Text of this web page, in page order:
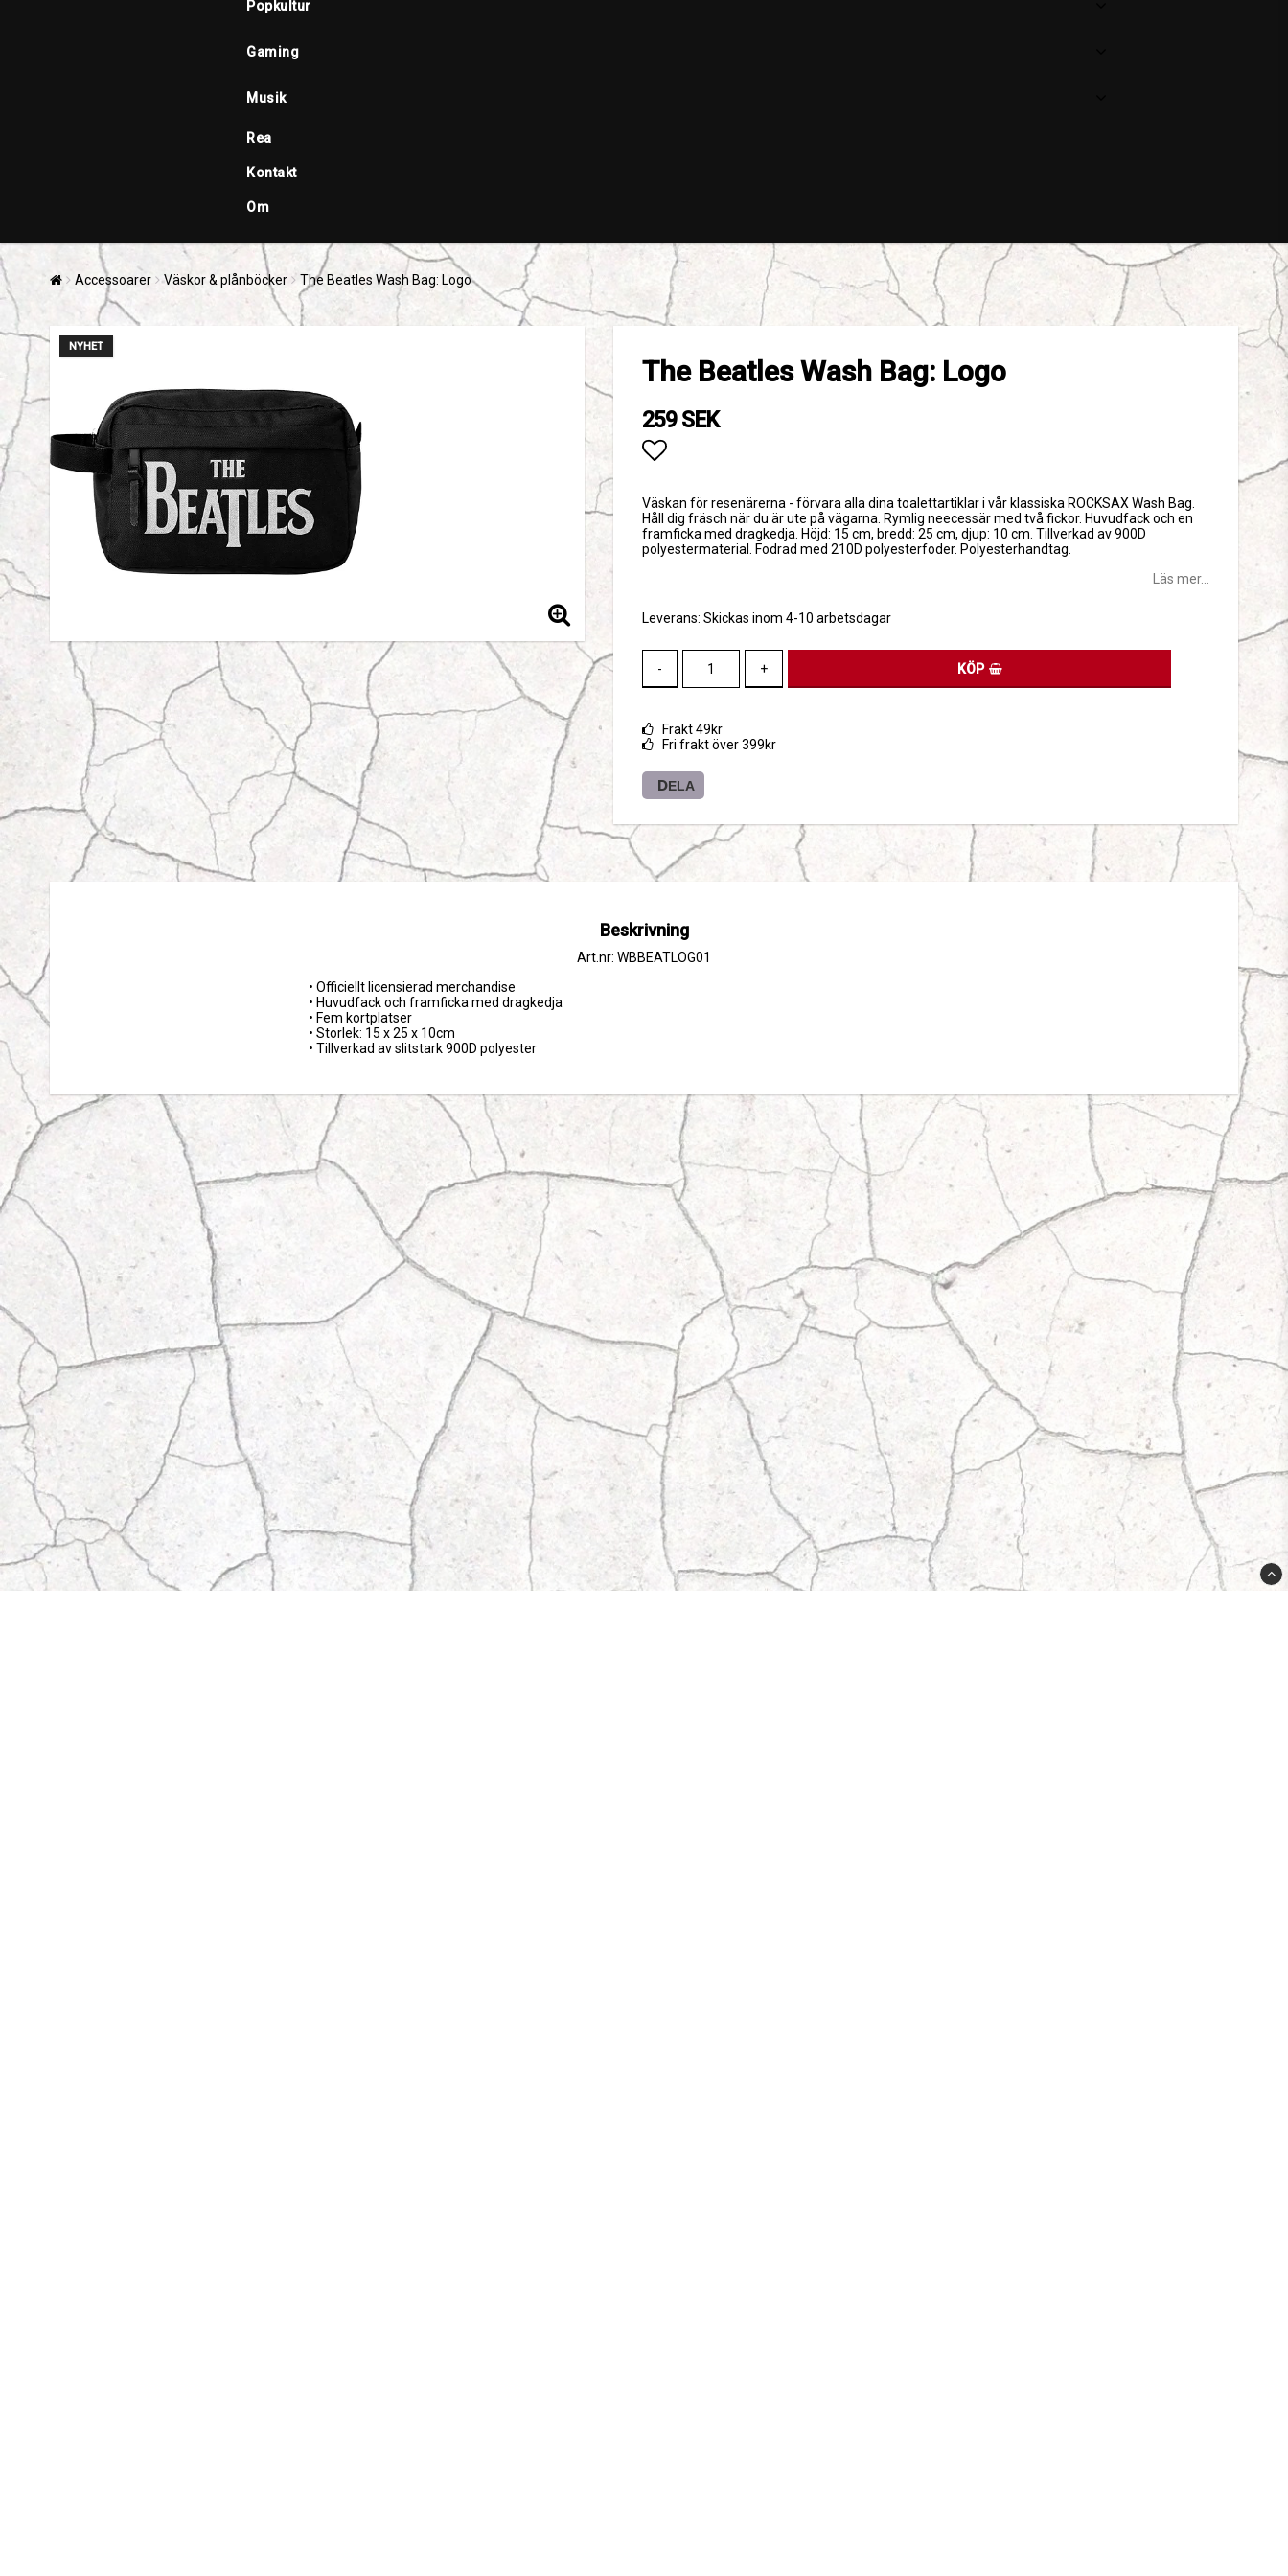
Popkultur
Gaming
Musik
Rea
Kontakt
Om
Accessoarer Väskor & plånböcker The Beatles Wash Bag: Logo
NYHET
The Beatles Wash Bag: Logo
259 SEK
Väskan för resenärerna - förvara alla dina toalettartiklar i vår klassiska ROCKSAX Wash Bag.
Håll dig fräsch när du är ute på vägarna. Rymlig neecessär med två fickor. Huvudfack och en
framficka med dragkedja. Höjd: 15 cm, bredd: 25 cm, djup: 10 cm. Tillverkad av 900D
polyestermaterial. Fodrad med 210D polyesterfoder. Polyesterhandtag.
Läs mer...
Leverans: Skickas inom 4-10 arbetsdagar
- + KÖP
Frakt 49kr
Fri frakt över 399kr
DELA
Beskrivning
Art.nr: WBBEATLOG01
• Officiellt licensierad merchandise
• Huvudfack och framficka med dragkedja
• Fem kortplatser
• Storlek: 15 x 25 x 10cm
• Tillverkad av slitstark 900D polyester